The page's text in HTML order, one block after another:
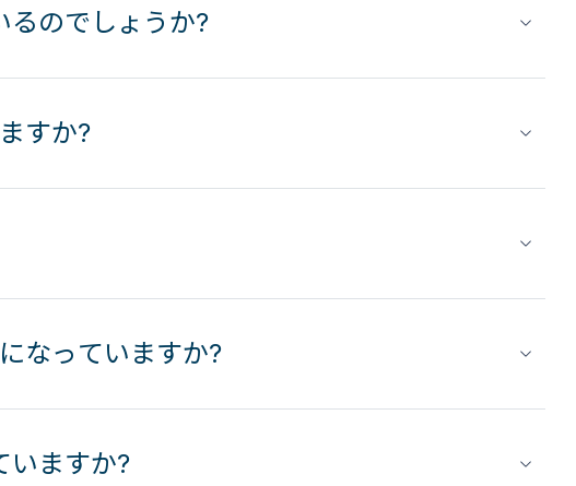
るのでしょうか?
すか?
なっていますか?
いますか?